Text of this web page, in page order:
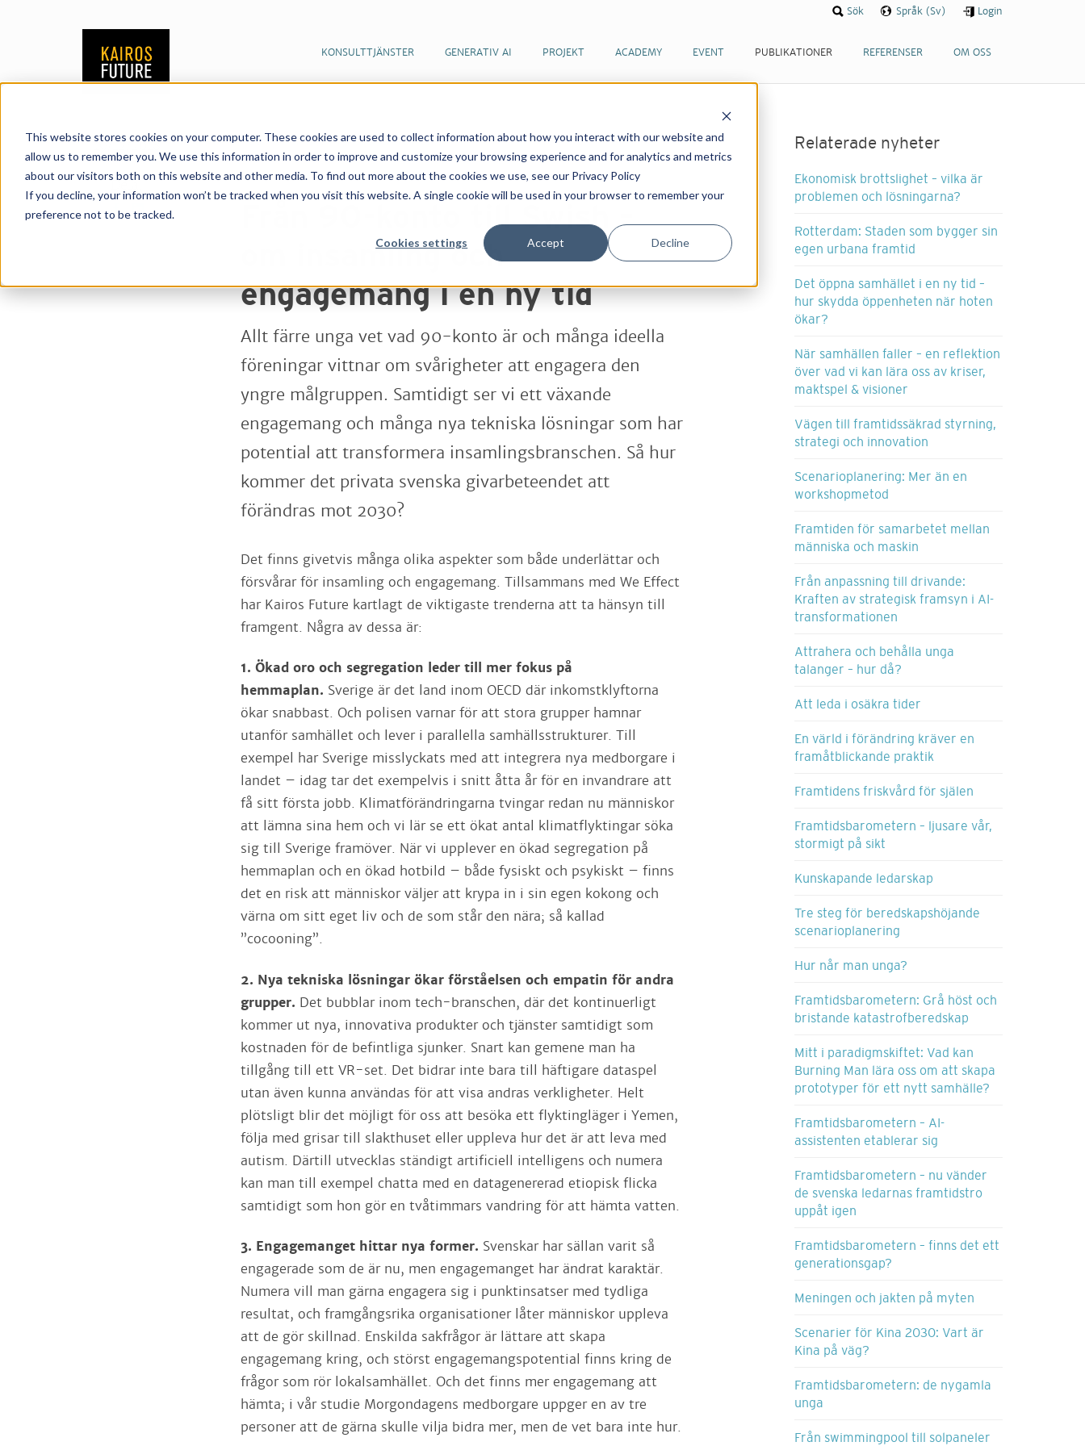
This website stores cookies on your computer. These cookies are used to collect information about how you interact with our website and
allow us to remember you. We use this information in order to improve and customize your browsing experience and for analytics and metrics
about our visitors both on this website and other media. To find out more about the cookies we use, see our Privacy Policy
If you decline, your information won’t be tracked when you visit this website. A single cookie will be used in your browser to remember your
preference not to be tracked.
Cookies settings Accept Decline
KONSULTTJÄNSTER GENERATIV AI PROJEKT ACADEMY EVENT PUBLIKATIONER REFERENSER OM OSS
Sök Språk (Sv) Login
Publikationer Nyheter & artiklar
Från 90-konto till Swish – om insamling
och engagemang i en ny tid
Från 90-konto till Swish –
om insamling och
engagemang i en ny tid
Allt färre unga vet vad 90-konto är och många ideella
föreningar vittnar om svårigheter att engagera den
yngre målgruppen. Samtidigt ser vi ett växande
engagemang och många nya tekniska lösningar som har
potential att transformera insamlingsbranschen. Så hur
kommer det privata svenska givarbeteendet att
förändras mot 2030?
Det finns givetvis många olika aspekter som både underlättar och
försvårar för insamling och engagemang. Tillsammans med We Effect
har Kairos Future kartlagt de viktigaste trenderna att ta hänsyn till
framgent. Några av dessa är:
1. Ökad oro och segregation leder till mer fokus på
hemmaplan. Sverige är det land inom OECD där inkomstklyftorna
ökar snabbast. Och polisen varnar för att stora grupper hamnar
utanför samhället och lever i parallella samhällsstrukturer. Till
exempel har Sverige misslyckats med att integrera nya medborgare i
landet – idag tar det exempelvis i snitt åtta år för en invandrare att
få sitt första jobb. Klimatförändringarna tvingar redan nu människor
att lämna sina hem och vi lär se ett ökat antal klimatflyktingar söka
sig till Sverige framöver. När vi upplever en ökad segregation på
hemmaplan och en ökad hotbild – både fysiskt och psykiskt – finns
det en risk att människor väljer att krypa in i sin egen kokong och
värna om sitt eget liv och de som står den nära; så kallad
”cocooning”.
2. Nya tekniska lösningar ökar förståelsen och empatin för andra
grupper. Det bubblar inom tech-branschen, där det kontinuerligt
kommer ut nya, innovativa produkter och tjänster samtidigt som
kostnaden för de befintliga sjunker. Snart kan gemene man ha
tillgång till ett VR-set. Det bidrar inte bara till häftigare dataspel
utan även kunna användas för att visa andras verkligheter. Helt
plötsligt blir det möjligt för oss att besöka ett flyktingläger i Yemen,
följa med grisar till slakthuset eller uppleva hur det är att leva med
autism. Därtill utvecklas ständigt artificiell intelligens och numera
kan man till exempel chatta med en datagenererad etiopisk flicka
samtidigt som hon gör en tvåtimmars vandring för att hämta vatten.
3. Engagemanget hittar nya former. Svenskar har sällan varit så
engagerade som de är nu, men engagemanget har ändrat karaktär.
Numera vill man gärna engagera sig i punktinsatser med tydliga
resultat, och framgångsrika organisationer låter människor uppleva
att de gör skillnad. Enskilda sakfrågor är lättare att skapa
engagemang kring, och störst engagemangspotential finns kring de
frågor som rör lokalsamhället. Och det finns mer engagemang att
hämta; i vår studie Morgondagens medborgare uppger en av tre
personer att de gärna skulle vilja bidra mer, men de vet bara inte hur.
19/12/2018 Relaterade nyheter
Ekonomisk brottslighet – vilka är
problemen och lösningarna?
Rotterdam: Staden som bygger sin
egen urbana framtid
Det öppna samhället i en ny tid –
hur skydda öppenheten när hoten
ökar?
När samhällen faller – en reflektion
över vad vi kan lära oss av kriser,
maktspel & visioner
Vägen till framtidssäkrad styrning,
strategi och innovation
Scenarioplanering: Mer än en
workshopmetod
Framtiden för samarbetet mellan
människa och maskin
Från anpassning till drivande:
Kraften av strategisk framsyn i AI-
transformationen
Attrahera och behålla unga
talanger – hur då?
Att leda i osäkra tider
En värld i förändring kräver en
framåtblickande praktik
Framtidens friskvård för själen
Framtidsbarometern – ljusare vår,
stormigt på sikt
Kunskapande ledarskap
Tre steg för beredskapshöjande
scenarioplanering
Hur når man unga?
Framtidsbarometern: Grå höst och
bristande katastrofberedskap
Mitt i paradigmskiftet: Vad kan
Burning Man lära oss om att skapa
prototyper för ett nytt samhälle?
Framtidsbarometern – AI-
assistenten etablerar sig
Framtidsbarometern – nu vänder
de svenska ledarnas framtidstro
uppåt igen
Framtidsbarometern – finns det ett
generationsgap?
Meningen och jakten på myten
Scenarier för Kina 2030: Vart är
Kina på väg?
Framtidsbarometern: de nygamla
unga
Från swimmingpool till solpaneler